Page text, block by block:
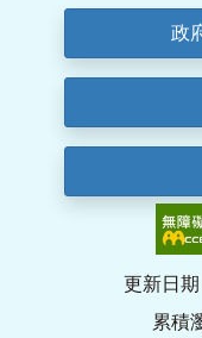
政
更新日
累積